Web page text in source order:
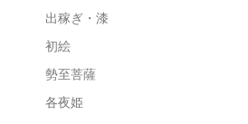
出稼ぎ・漆
初絵
勢至菩薩
各夜姫